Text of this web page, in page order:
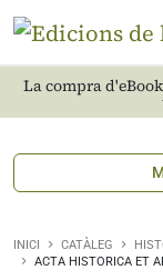
La compra
INICI CATÀLEG
ACTA HISTORICA ET